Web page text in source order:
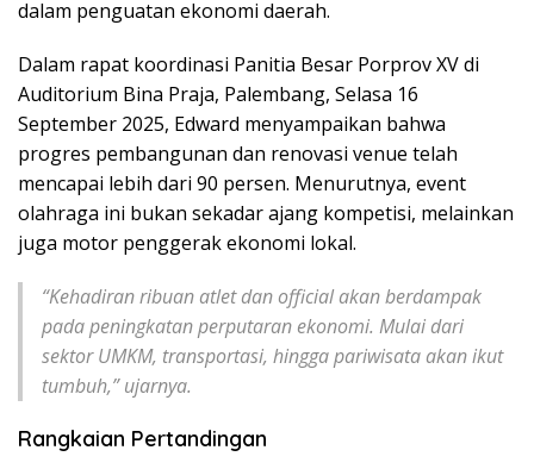
dalam penguatan ekonomi daerah.
Dalam rapat koordinasi Panitia Besar Porprov XV di
Auditorium Bina Praja, Palembang, Selasa 16
September 2025, Edward menyampaikan bahwa
progres pembangunan dan renovasi venue telah
mencapai lebih dari 90 persen. Menurutnya, event
olahraga ini bukan sekadar ajang kompetisi, melainkan
juga motor penggerak ekonomi lokal.
“Kehadiran ribuan atlet dan official akan berdampak
pada peningkatan perputaran ekonomi. Mulai dari
sektor UMKM, transportasi, hingga pariwisata akan ikut
tumbuh,” ujarnya.
Rangkaian Pertandingan